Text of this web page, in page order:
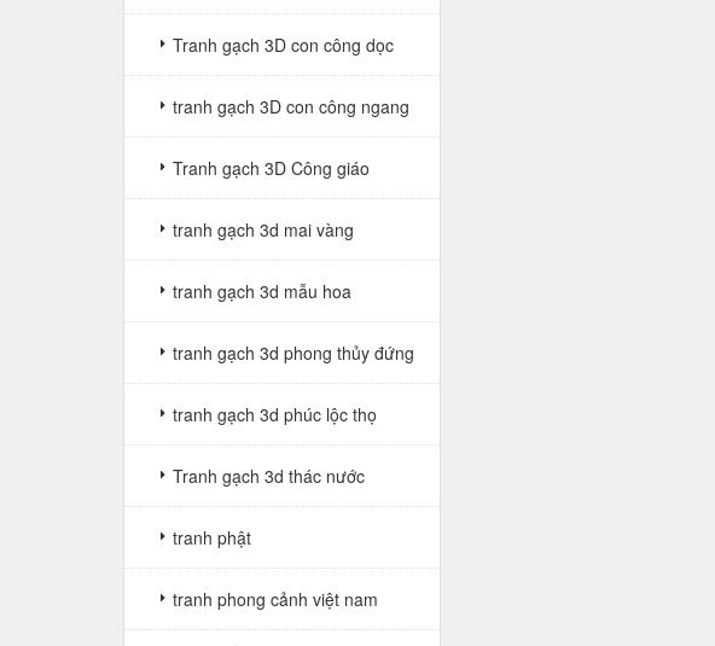
Tranh gạch 3D con công dọc
tranh gạch 3D con công ngang
Tranh gạch 3D Công giáo
tranh gạch 3d mai vàng
tranh gạch 3d mẫu hoa
tranh gạch 3d phong thủy đứng
tranh gạch 3d phúc lộc thọ
Tranh gạch 3d thác nước
tranh phật
tranh phong cảnh việt nam